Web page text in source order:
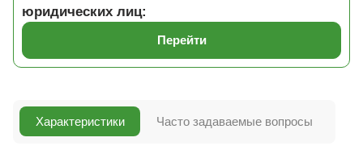
юридических лиц:
Перейти
Характеристики Часто задаваемые вопросы